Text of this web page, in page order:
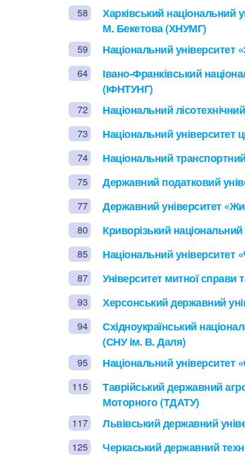
58
Харківський національний
М. Бекетова (ХНУМГ)
59 Національний університет
64
Івано-Франківський
(ІФНТУНГ)
72 Національний
73 Національний університет
74 Національний
75 Державний податковий
77 Державний університет
80 Криворізький
85 Національний університет
87 Університет митної справи
93 Херсонський державний
94
Східноукраїнський
(СНУ ім. В. Даля)
95 Національний університет
115
Таврійський державний
Моторного (ТДАТУ)
117 Львівський державний
125 Черкаський державний